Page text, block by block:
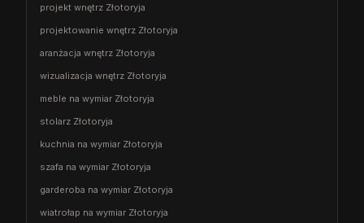
projekt wnętrz Złotoryja
projektowanie wnętrz Złotoryja
aranżacja wnętrz Złotoryja
wizualizacja wnętrz Złotoryja
meble na wymiar Złotoryja
stolarz Złotoryja
kuchnia na wymiar Złotoryja
szafa na wymiar Złotoryja
garderoba na wymiar Złotoryja
wiatrołap na wymiar Złotoryja